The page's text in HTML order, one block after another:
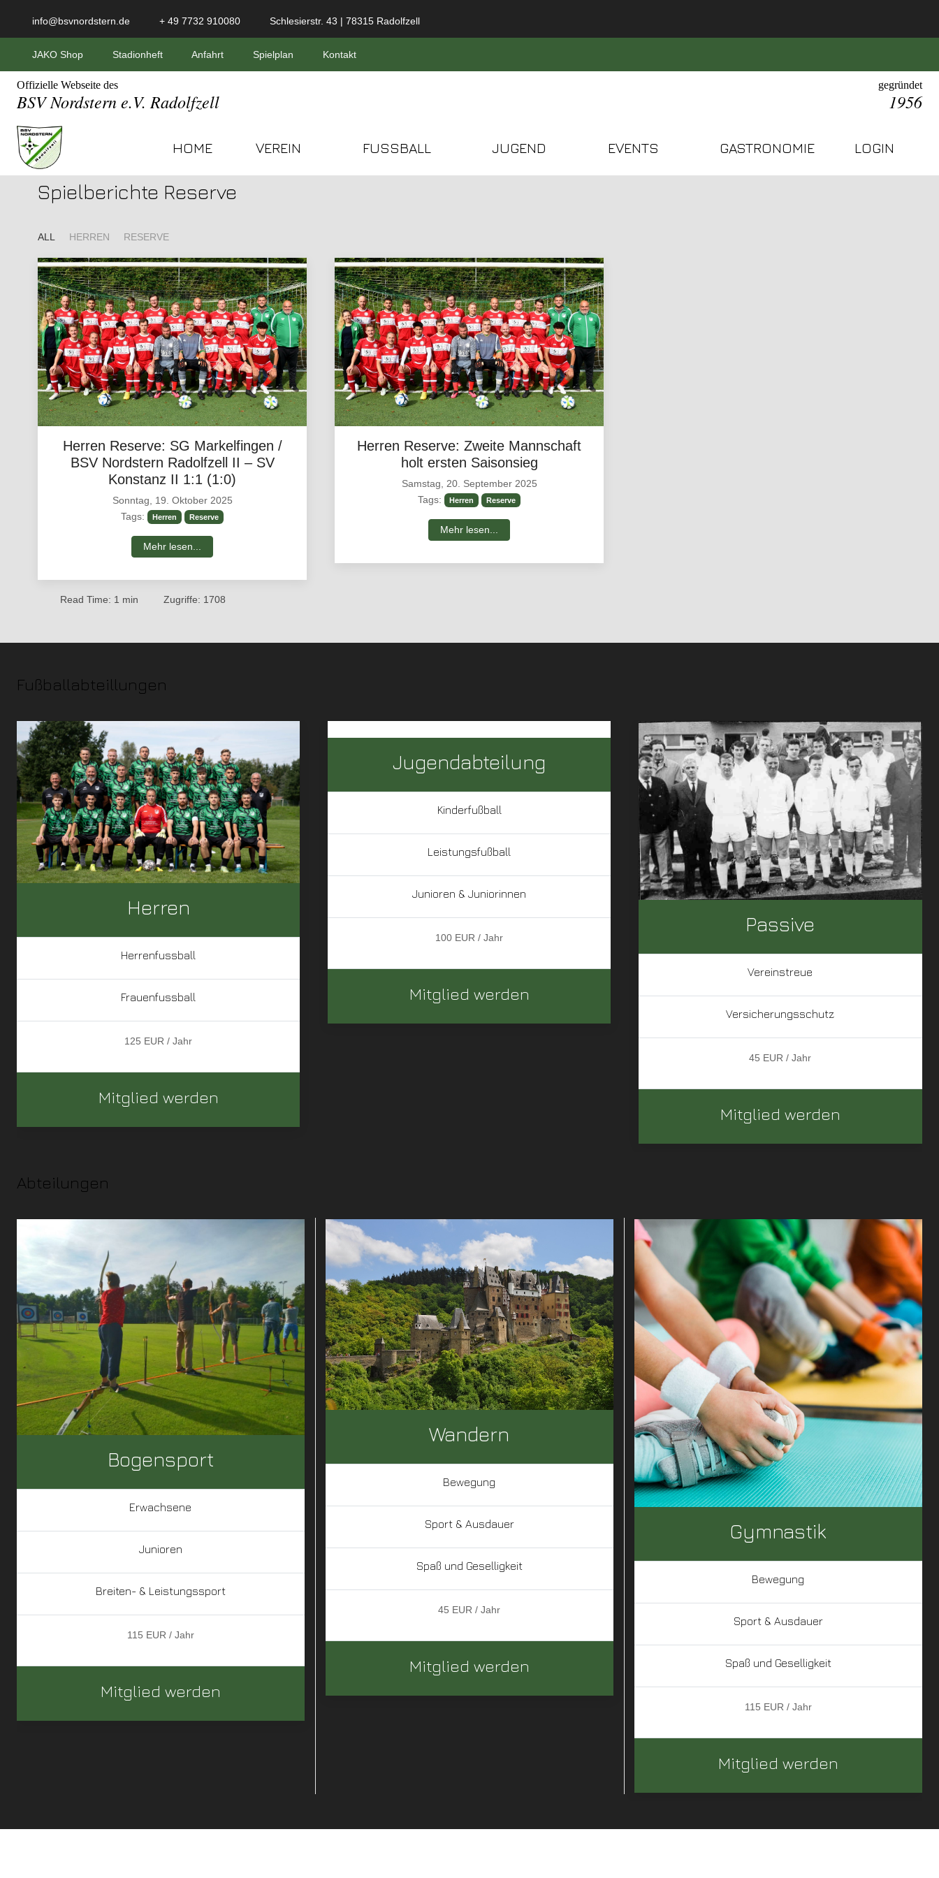
info@bsvnordstern.de + 49 7732 910080 Schlesierstr. 43 | 78315 Radolfzell
JAKO Shop Stadionheft Anfahrt Spielplan Kontakt
Offizielle Webseite des
BSV Nordstern e.V. Radolfzell
gegründet
1956
HOME VEREIN FUSSBALL JUGEND EVENTS GASTRONOMIE LOGIN
Spielberichte Reserve
ALL HERREN RESERVE
Herren Reserve: SG Markelfingen /
BSV Nordstern Radolfzell II – SV
Konstanz II 1:1 (1:0)
Sonntag, 19. Oktober 2025
Tags: Herren Reserve
Mehr lesen...
Herren Reserve: Zweite Mannschaft
holt ersten Saisonsieg
Samstag, 20. September 2025
Tags: Herren Reserve
Mehr lesen...
Read Time: 1 min Zugriffe: 1708
Fußballabteillungen
Herren
Herrenfussball
Frauenfussball
125 EUR / Jahr
Mitglied werden
Jugendabteilung
Kinderfußball
Leistungsfußball
Junioren & Juniorinnen
100 EUR / Jahr
Mitglied werden
Passive
Vereinstreue
Versicherungsschutz
45 EUR / Jahr
Mitglied werden
Abteilungen
Bogensport
Erwachsene
Junioren
Breiten- & Leistungssport
115 EUR / Jahr
Mitglied werden
Wandern
Bewegung
Sport & Ausdauer
Spaß und Geselligkeit
45 EUR / Jahr
Mitglied werden
Gymnastik
Bewegung
Sport & Ausdauer
Spaß und Geselligkeit
115 EUR / Jahr
Mitglied werden